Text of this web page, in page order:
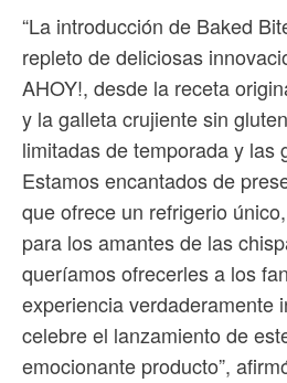
“La introducción de Baked
repleto de deliciosas
AHOY!, desde la receta
y la galleta crujiente sin
limitadas de temporada y las
Estamos encantados de
que ofrece un refrigerio
para los amantes de las
queríamos ofrecerles a los
experiencia verdaderamente
celebre el lanzamiento de
emocionante producto”,